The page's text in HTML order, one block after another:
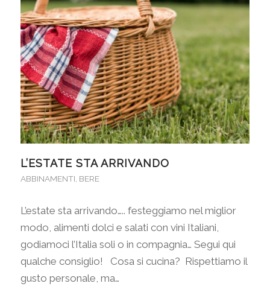
L’ESTATE STA ARRIVANDO
ABBINAMENTI BERE
L’estate sta arrivando….. festeggiamo nel miglior
modo, alimenti dolci e salati con vini Italiani,
godiamoci l’Italia soli o in compagnia… Segui qui
qualche consiglio! Cosa si cucina? Rispettiamo il
gusto personale, ma…